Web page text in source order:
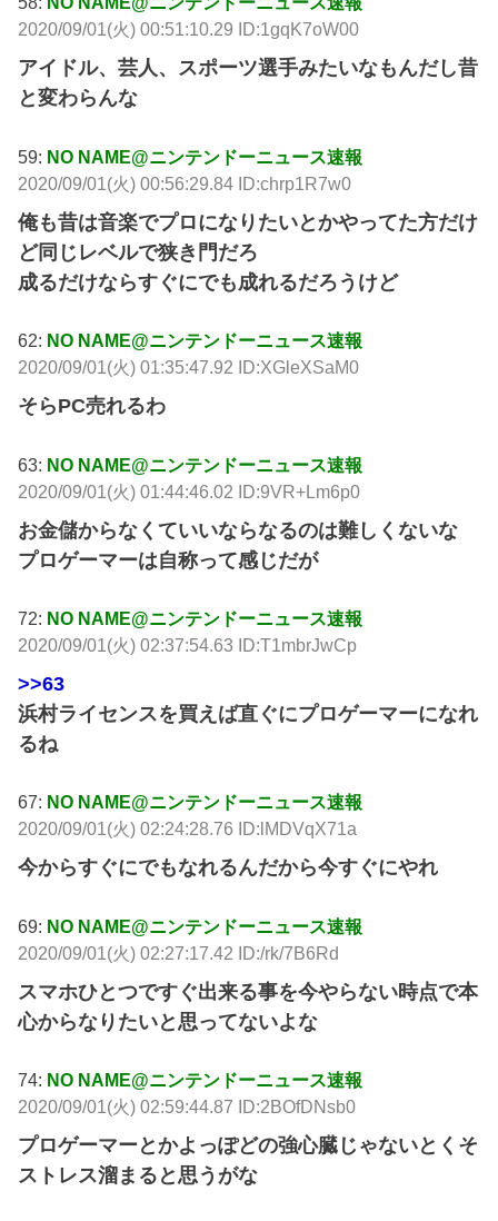
2020/09/01(火) 00:51:10.29 ID:1gqK7oW00
アイドル、芸人、スポーツ選手みたいなもんだし昔
と変わらんな
59: NO NAME@ニンテンドーニュース速報
2020/09/01(火) 00:56:29.84 ID:chrp1R7w0
俺も昔は音楽でプロになりたいとかやってた方だけ
ど同じレベルで狭き門だろ
成るだけならすぐにでも成れるだろうけど
62: NO NAME@ニンテンドーニュース速報
2020/09/01(火) 01:35:47.92 ID:XGleXSaM0
そらPC売れるわ
63: NO NAME@ニンテンドーニュース速報
2020/09/01(火) 01:44:46.02 ID:9VR+Lm6p0
お金儲からなくていいならなるのは難しくないな
プロゲーマーは自称って感じだが
72: NO NAME@ニンテンドーニュース速報
2020/09/01(火) 02:37:54.63 ID:T1mbrJwCp
>>63
浜村ライセンスを買えば直ぐにプロゲーマーになれ
るね
67: NO NAME@ニンテンドーニュース速報
2020/09/01(火) 02:24:28.76 ID:lMDVqX71a
今からすぐにでもなれるんだから今すぐにやれ
69: NO NAME@ニンテンドーニュース速報
2020/09/01(火) 02:27:17.42 ID:/rk/7B6Rd
スマホひとつですぐ出来る事を今やらない時点で本
心からなりたいと思ってないよな
74: NO NAME@ニンテンドーニュース速報
2020/09/01(火) 02:59:44.87 ID:2BOfDNsb0
プロゲーマーとかよっぽどの強心臓じゃないとくそ
ストレス溜まると思うがな